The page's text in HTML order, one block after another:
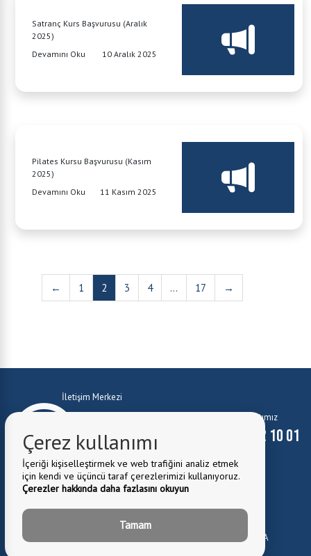
Satranç Kurs Başvurusu (Aralık
2025)
Devamını Oku
10 Aralık 2025
Pilates Kursu Başvurusu (Kasım
2025)
Devamını Oku
11 Kasım 2025
← 1 2 3 4 ... 17 →
İletişim Merkezi
0224 372 10 01
Whatsapp Hattımız
0224 372 10 01
E-Mail:belediye@kestel.bel.tr
Kale Mah. Cuma Cad. No:1 Kestel \ BURSA
Çerez kullanımı
İçeriği kişiselleştirmek ve web trafiğini analiz etmek
için kendi ve üçüncü taraf çerezlerimizi kullanıyoruz.
Çerezler hakkında daha fazlasını okuyun
Tamam